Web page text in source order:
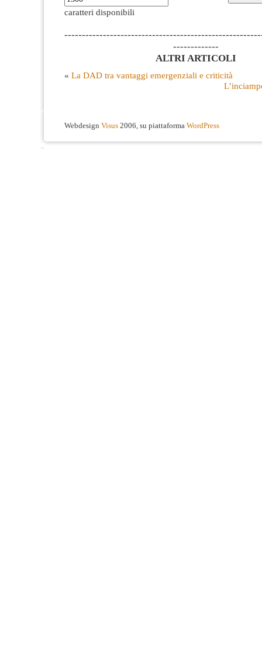
caratteri disponibili
-------------
ALTRI ARTICOLI
« La DAD tra vantaggi emergenziali e criticità
Webdesign Visus 2006, su piattaforma WordPress